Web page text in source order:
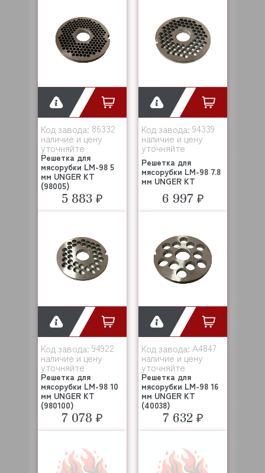
Код завода: 86332
наличие и цену
уточняйте
Решетка для
мясорубки LM-98 5
мм UNGER KT
(98005)
5 883 ₽
Код завода: 94339
наличие и цену
уточняйте
Решетка для
мясорубки LM-98 7.8
мм UNGER KT
6 997 ₽
Код завода: 94922
наличие и цену
уточняйте
Решетка для
мясорубки LM-98 10
мм UNGER KT
(980100)
7 078 ₽
Код завода: A4847
наличие и цену
уточняйте
Решетка для
мясорубки LM-98 16
мм UNGER KT
(40038)
7 632 ₽